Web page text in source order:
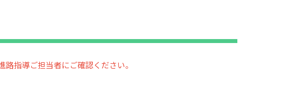
指導ご担当者にご確認ください。